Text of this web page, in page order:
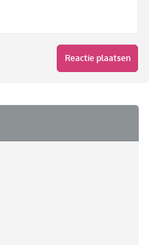
Reactie plaatsen